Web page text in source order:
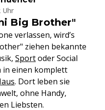
Uhr
Big Brother"
verlassen, wird’s
ziehen bekannte
Sportoder Social
in einen komplett
. Dort leben sie
ohne Handy,
Liebsten.